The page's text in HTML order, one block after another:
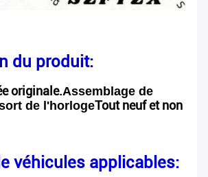
du produit:
originale.Assemblage de
de l'horlogeTout neuf et non
véhicules applicables: